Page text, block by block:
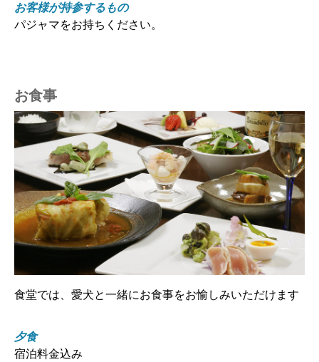
お客様が持参するもの
パジャマをお持ちください。
お食事
食堂では、愛犬と一緒にお食事をお愉しみいただけます
夕食
宿泊料金込み